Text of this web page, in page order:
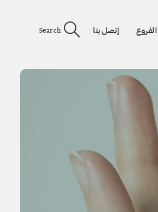
الفروع إتصل بنا Search